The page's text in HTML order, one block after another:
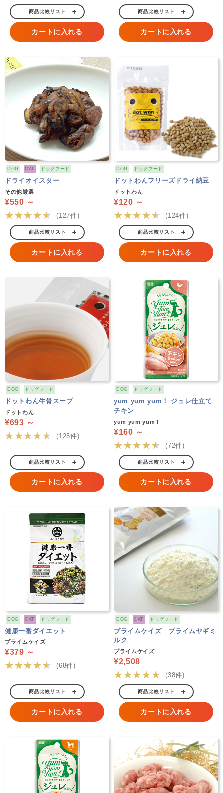
商品比較リスト
カートに入れる
商品比較リスト
カートに入れる
DOG CAT ドッグフード
ドライオイスター
その他厳選
¥550 ～
★★★★★ (127件)
商品比較リスト
カートに入れる
DOG ドッグフード
ドットわんフリーズドライ納豆
ドットわん
¥120 ～
★★★★★ (124件)
商品比較リスト
カートに入れる
DOG ドッグフード
ドットわん牛骨スープ
ドットわん
¥693 ～
★★★★★ (125件)
商品比較リスト
カートに入れる
DOG ドッグフード
yum yum yum！ ジュレ仕立て
チキン
yum yum yum！
¥160 ～
★★★★★ (72件)
商品比較リスト
カートに入れる
DOG CAT ドッグフード
健康一番ダイエット
プライムケイズ
¥379 ～
★★★★★ (68件)
商品比較リスト
カートに入れる
DOG CAT ドッグフード
プライムケイズ プライムヤギミ
ルク
プライムケイズ
¥2,508
★★★★★ (38件)
商品比較リスト
カートに入れる